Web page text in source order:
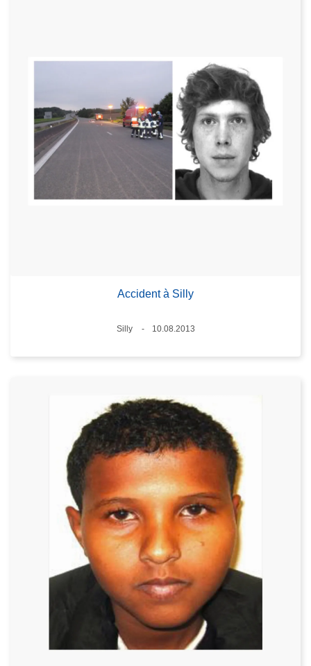
Accident à Silly
Standort
Silly
10.08.2013